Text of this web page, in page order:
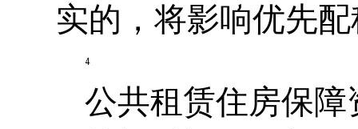
实的，将影响优先
公共租赁住房保障